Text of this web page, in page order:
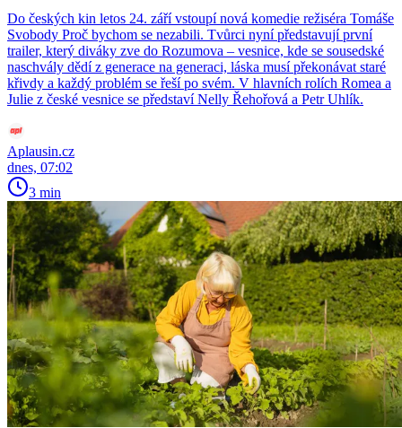
Do českých kin letos 24. září vstoupí nová komedie režiséra Tomáše
Svobody Proč bychom se nezabili. Tvůrci nyní představují první
trailer, který diváky zve do Rozumova – vesnice, kde se sousedské
naschvály dědí z generace na generaci, láska musí překonávat staré
křivdy a každý problém se řeší po svém. V hlavních rolích Romea a
Julie z české vesnice se představí Nelly Řehořová a Petr Uhlík.
Aplausin.cz
dnes, 07:02
3 min